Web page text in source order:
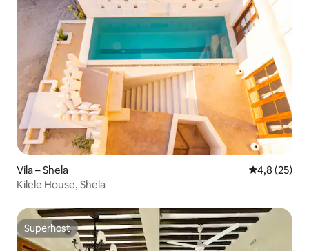
Vila – Shela Prosječna
4,8 (25)
Kilele House, Shela
Superhost
Superhost